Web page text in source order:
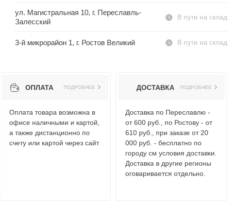
ул. Магистральная 10, г. Переславль-
Залесский
В пути на склад
3-й микрорайон 1, г. Ростов Великий В пути на склад
ОПЛАТА ПОДРОБНЕЕ
Оплата товара возможна в
офисе наличными и картой,
а также дистанционно по
счету или картой через сайт
ДОСТАВКА ПОДРОБНЕЕ
Доставка по Переславлю -
от 600 руб., по Ростову - от
610 руб., при заказе от 20
000 руб. - бесплатно по
городу см условия доставки.
Доставка в другие регионы
оговаривается отдельно.